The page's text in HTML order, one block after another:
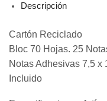
Descripción
Cartón Reciclado
Bloc 70 Hojas. 25
Notas Adhesivas 7,5
Incluido